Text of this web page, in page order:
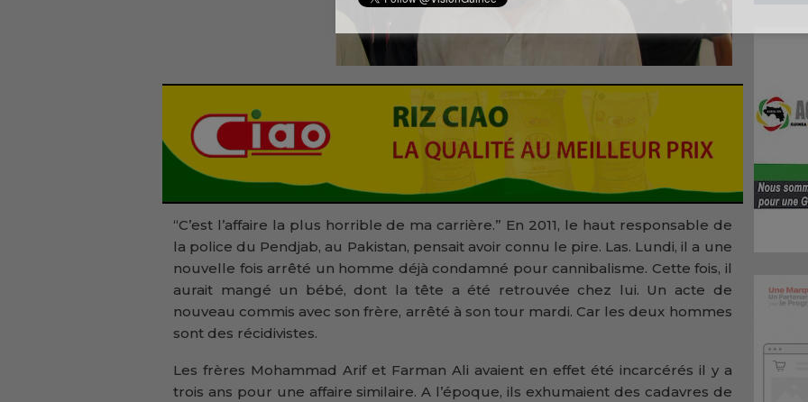
“C’est l’affaire la plus horrible de ma carrière.” En 2011, le haut responsable de
la police du Pendjab, au Pakistan, pensait avoir connu le pire. Las. Lundi, il a une
nouvelle fois arrêté un homme déjà condamné pour cannibalisme. Cette fois, il
aurait mangé un bébé, dont la tête a été retrouvée chez lui. Un acte de
nouveau commis avec son frère, arrêté à son tour mardi. Car les deux hommes
sont des récidivistes.
Les frères Mohammad Arif et Farman Ali avaient en effet été incarcérés il y a
trois ans pour une affaire similaire. A l’époque, ils exhumaient des cadavres de